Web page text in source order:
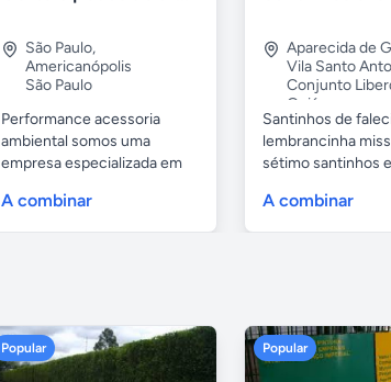
São Paulo,
Americanópolis
São Paulo
Performance acessoria
ambiental somos uma
empresa especializada em
A combinar
Aparecida de
Vila Santo
Conjunto
Goiás
Santinhos de
lembrancinha
sétimo santinhos
A combinar
Popular Popular